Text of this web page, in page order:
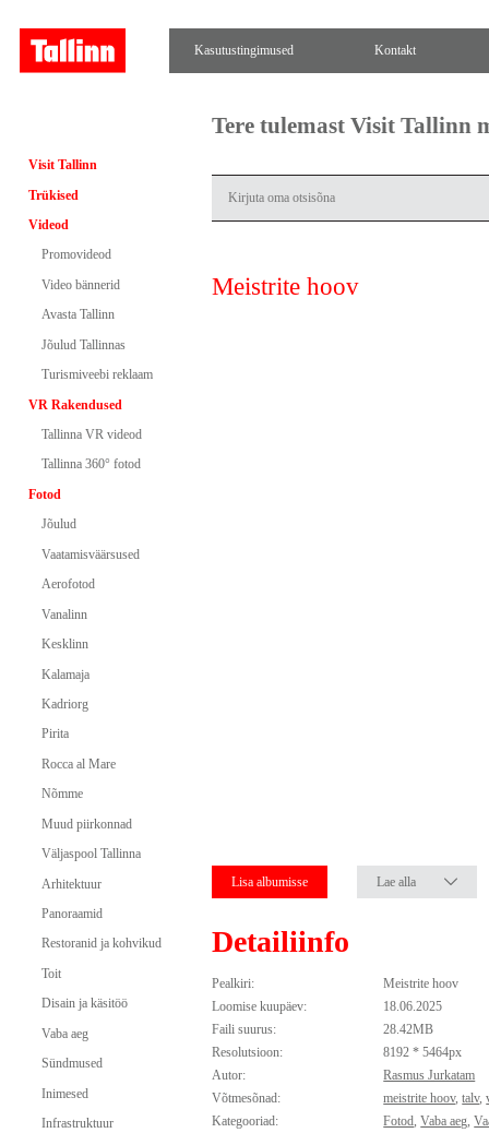
Kasutustingimused Kontakt
Visit Tallinn
Trükised
Videod
Promovideod
Video bännerid
Avasta Tallinn
Jõulud Tallinnas
Turismiveebi reklaam
VR Rakendused
Tallinna VR videod
Tallinna 360° fotod
Fotod
Jõulud
Vaatamisväärsused
Aerofotod
Vanalinn
Kesklinn
Kalamaja
Kadriorg
Pirita
Rocca al Mare
Nõmme
Muud piirkonnad
Väljaspool Tallinna
Arhitektuur
Panoraamid
Restoranid ja kohvikud
Toit
Disain ja käsitöö
Vaba aeg
Sündmused
Inimesed
Infrastruktuur
Tere tulemast Visit Tallinn
Meistrite hoov
Lisa albumisse Lae alla
Detailiinfo
Pealkiri:
Meistrite hoov
Loomise kuupäev:
18.06.2025
Faili suurus:
28.42MB
Resolutsioon:
8192 * 5464px
Autor:
Rasmus Jurkatam
Võtmesõnad:
meistrite hoov,talv,
Kategooriad:
Fotod,Vaba aeg,